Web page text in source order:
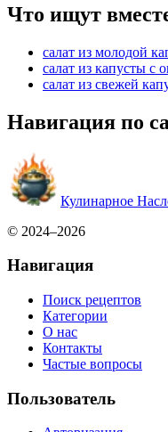
Что ищут
салат из молодой
салат из капусты с
салат из свежей
Навигация по
Кулинарное
© 2024–2026
Навигация
Поиск рецептов
Категории
О нас
Контакты
Частые вопросы
Пользователь